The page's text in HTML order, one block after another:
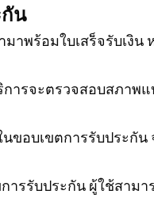
น
าพร้อมใบเสร็จรับเงิน
ารจะตรวจสอบสภาพ
ขอบเขตการรับประกัน
ารรับประกัน ผู้ใช้สาม